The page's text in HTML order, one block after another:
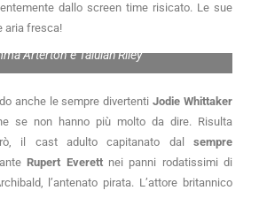
dallo screen time risicato. Le sue
aria fresca!
Arterton e Talulah Riley
anche le sempre divertentiJodie Whittaker
se non hanno più molto da dire. Risulta
il cast adulto capitanato dal sempre
Rupert Everettnei panni rodatissimi di
l’antenato pirata. L’attore britannico